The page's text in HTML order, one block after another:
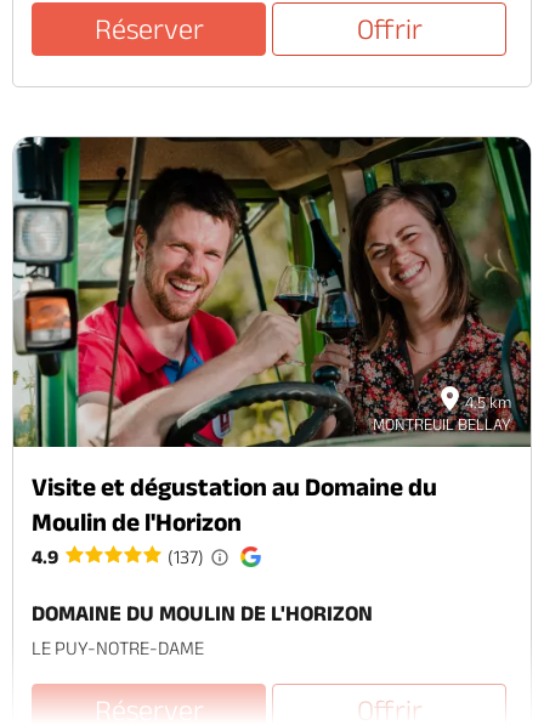
Réserver Offrir
4.5 km
MONTREUIL BELLAY
Visite et dégustation au Domaine du
Moulin de l'Horizon
4.9 (137)
DOMAINE DU MOULIN DE L'HORIZON
LE PUY-NOTRE-DAME
Réserver Offrir